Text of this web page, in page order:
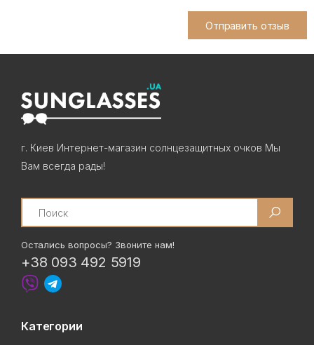
Отправить отзыв
г. Киев Интернет-магазин солнцезащитных очков Мы
Вам всегда рады!
Search
Остались вопросы? Звоните нам!
+38 093 492 5919
Категории